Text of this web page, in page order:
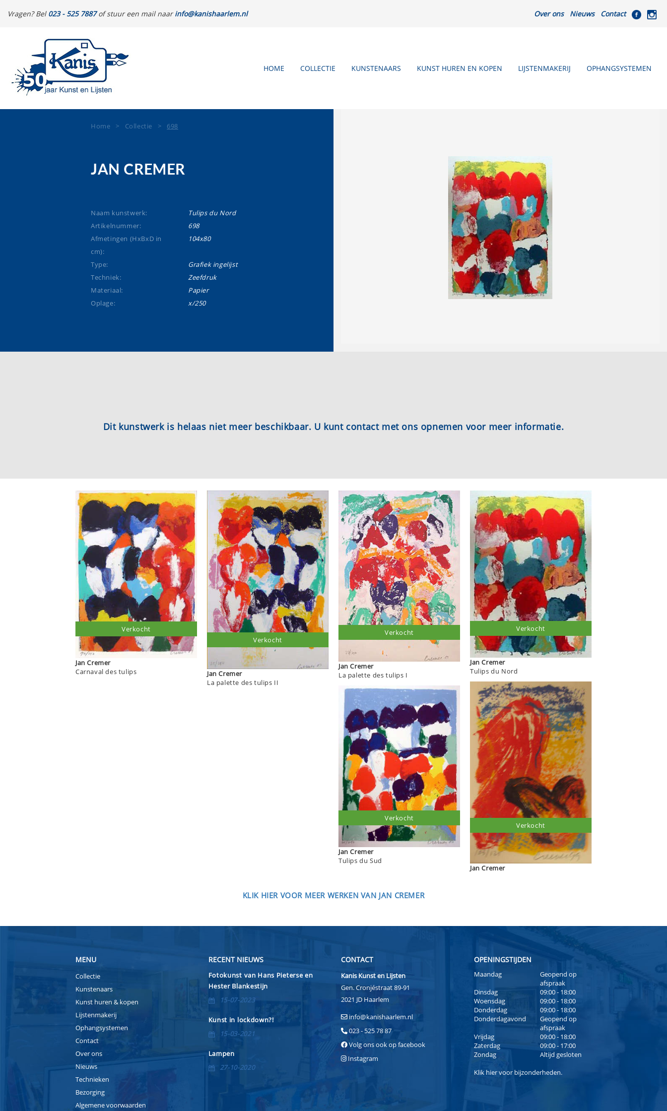
Vragen? Bel 023 - 525 7887of stuur een mail naarinfo@kanishaarlem.nl Over ons Nieuws Contact
HOME COLLECTIE KUNSTENAARS KUNST HUREN EN KOPEN LIJSTENMAKERIJ OPHANGSYSTEMEN
Home > Collectie > 698
JAN CREMER
Naam kunstwerk:
Tulips du Nord
Artikelnummer:
698
Afmetingen (HxBxD in
cm):
104x80
Type:
Grafiek ingelijst
Techniek:
Zeefdruk
Materiaal:
Papier
Oplage:
x/250
Dit kunstwerk is helaas niet meer beschikbaar. U kunt contact met ons opnemen voor meer informatie.
Jan Cremer
Carnaval des tulips
Verkocht
Jan Cremer
La palette des tulips II
Verkocht
Jan Cremer
La palette des tulips I
Verkocht
Jan Cremer
Tulips du Sud
Verkocht
Jan Cremer
Tulips du Nord
Verkocht
Jan Cremer
Verkocht
KLIK HIER VOOR MEER WERKEN VAN JAN CREMER
MENU
Collectie
Kunstenaars
Kunst huren & kopen
Lijstenmakerij
Ophangsystemen
Contact
Over ons
Nieuws
Technieken
Bezorging
Algemene voorwaarden
RECENT NIEUWS
Fotokunst van Hans Pieterse en
Hester Blankestijn
15-07-2023
Kunst in lockdown?!
15-03-2021
Lampen
27-10-2020
CONTACT
Kanis Kunst en Lijsten
Gen. Cronjéstraat 89-91
2021 JD Haarlem
info@kanishaarlem.nl
023 - 525 78 87
Volg ons ook op facebook
Instagram
OPENINGSTIJDEN
Maandag
Geopend op
afspraak
Dinsdag
09:00 - 18:00
Woensdag
09:00 - 18:00
Donderdag
09:00 - 18:00
Donderdagavond
Geopend op
afspraak
Vrijdag
09:00 - 18:00
Zaterdag
09:00 - 17:00
Zondag
Altijd gesloten
Klik hiervoor bijzonderheden.